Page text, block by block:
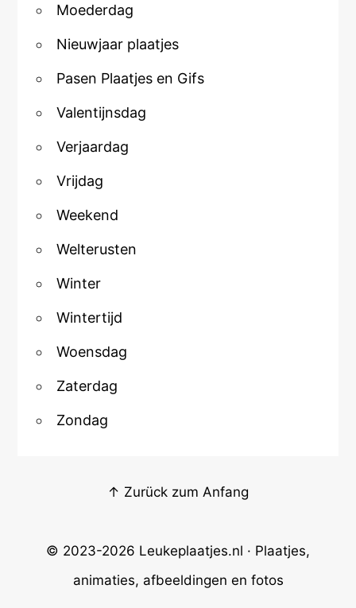
Moederdag
Nieuwjaar plaatjes
Pasen Plaatjes en Gifs
Valentijnsdag
Verjaardag
Vrijdag
Weekend
Welterusten
Winter
Wintertijd
Woensdag
Zaterdag
Zondag
↑ Zurück zum Anfang
© 2023-2026 Leukeplaatjes.nl · Plaatjes,
animaties, afbeeldingen en fotos